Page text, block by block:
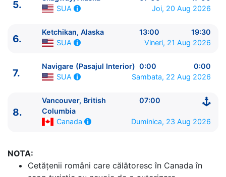
1. Vancouver, British Columbia Canada ⚓ - 16:00
3.
Sitka, Alaska SUA 10:30 - 18:30
Navigare (Bratul Endicott & Ghetarul Dawes)
4.
Juneau, Alaska SUA 13:30 - 22:00
Skagway, Alaska
07:00 - 17:00
7.
Navigare (Pasajul Interior) SUA
0:00 - 0:00
8.
Vancouver, British Columbia Canada 07:00 - ⚓
5.
SUA
Joi, 20 Aug 2026
6.
Ketchikan, Alaska 13:00
19:30
SUA
Vineri, 21 Aug 2026
7.
Navigare (Pasajul Interior) 0:00
0:00
SUA
Sambata, 22 Aug 2026
8.
Vancouver, British
Columbia
07:00
Canada Duminica, 23 Aug 2026
NOTA:
Cetăţenii români care călătoresc în Canada în